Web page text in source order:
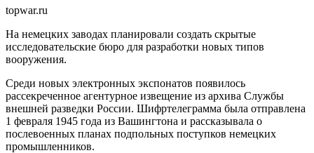
topwar.ru
На немецких заводах планировали создать скрытые
исследовательские бюро для разработки новых типов
вооружения.
Среди новых электронных экспонатов появилось
рассекреченное агентурное извещение из архива Службы
внешней разведки России. Шифртелеграмма была отправлена
1 февраля 1945 года из Вашингтона и рассказывала о
послевоенных планах подпольных поступков немецких
промышленников.